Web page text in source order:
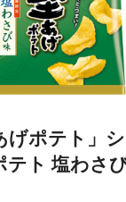
げポテト」
テト 塩わさ